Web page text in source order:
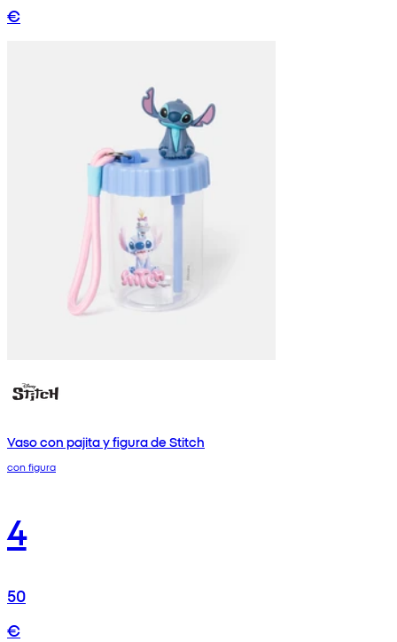
€
Vaso con pajita y figura de Stitch
con figura
4
50
€